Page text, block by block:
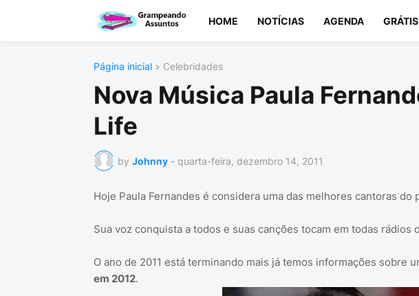
HOME NOTÍCIAS AGENDA GRÁTIS
Página inicial Celebridades
Nova Música Paula
Life
by Johnny - quarta-feira, dezembro 14, 2011
Hoje Paula Fernandes é considera uma das melhores cantoras do
Sua voz conquista a todos e suas canções tocam em todas rádios
O ano de 2011 está terminando mais já temos informações sobre
em 2012.